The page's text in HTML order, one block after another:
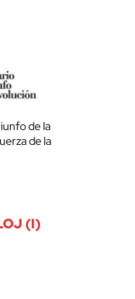
de la
de la
(I)